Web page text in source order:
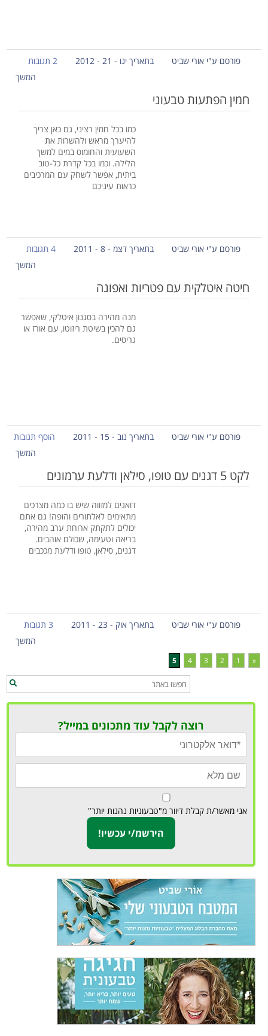
פורסם ע"י אורי שביט בתאריך ינו - 21 - 2012
2 תגובות
המשך
חמין הפתעות טבעוני
כמו בכל חמין רציני, גם כאן צריך
להיערך מראש ולהשרות את
השעועית והחומוס במים למשך
הלילה. וכמו בכל קדרת כל-טוב
ביתית, אפשר לשחק עם המרכיבים
כראות עיניכם
פורסם ע"י אורי שביט בתאריך דצמ - 8 - 2011
4 תגובות
המשך
חיטה איטלקית עם פטריות ואפונה
מנה מהירה בסגנון איטלקי, שאפשר
גם להכין בשיטת ריזוטו, עם אורז או
גריסים.
פורסם ע"י אורי שביט בתאריך נוב - 15 - 2011
הוסף תגובות
המשך
לקט 5 דגנים עם טופו, סילאן ודלעת ערמונים
דואגים למזווה שיש בו כמה מצרכים
מתאימים לאלתורים והופה! גם אתם
יכולים לתקתק ארוחת ערב מהירה,
בריאה וטעימה, שכולם אוהבים.
דגנים, סילאן, טופו ודלעת מככבים
פורסם ע"י אורי שביט בתאריך אוק - 23 - 2011
3 תגובות
המשך
«
1
2
3
4
5
רוצה לקבל עוד מתכונים במייל?
אני מאשר/ת קבלת דיוור מ"טבעוניות נהנות יותר"